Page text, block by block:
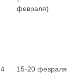
февраля)
4 15-20 февраля